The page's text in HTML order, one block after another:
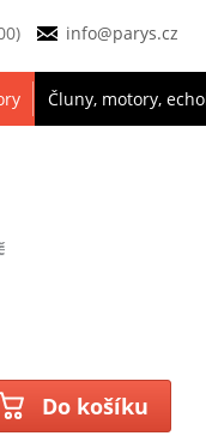
info@parys.cz
Čluny, motory,
Do košíku